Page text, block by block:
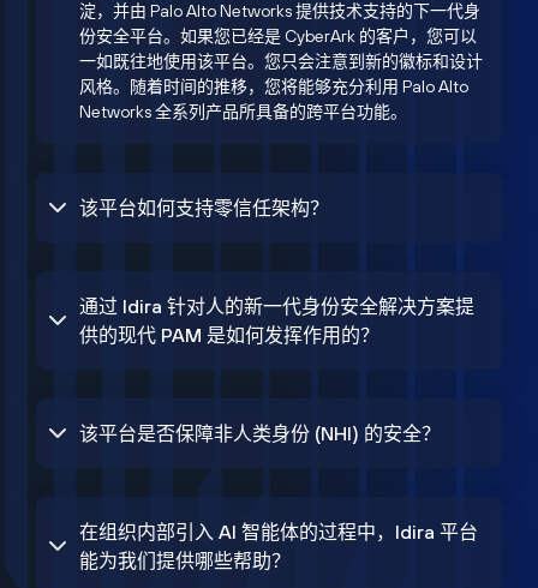
淀，并由 Palo Alto Networks 提供技术支持的下一代身
份安全平台。如果您已经是 CyberArk 的客户，您可以
一如既往地使用该平台。您只会注意到新的徽标和设计
风格。随着时间的推移，您将能够充分利用 Palo Alto
Networks 全系列产品所具备的跨平台功能。
该平台如何支持零信任架构？
通过 Idira 针对人的新一代身份安全解决方案提
供的现代 PAM 是如何发挥作用的？
该平台是否保障非人类身份 (NHI) 的安全？
在组织内部引入 AI 智能体的过程中，Idira 平台
能为我们提供哪些帮助？